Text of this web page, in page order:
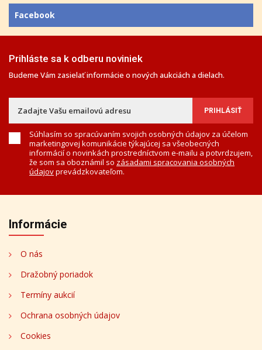
Facebook
Prihláste sa k odberu noviniek
Budeme Vám zasielať informácie o nových aukciách a dielach.
Súhlasím so spracúvaním svojich osobných údajov za účelom
marketingovej komunikácie týkajúcej sa všeobecných
informácií o novinkách prostredníctvom e-mailu a potvrdzujem,
že som sa oboznámil so zásadami spracovania osobných
údajovprevádzkovateľom.
Informácie
O nás
Dražobný poriadok
Termíny aukcií
Ochrana osobných údajov
Cookies